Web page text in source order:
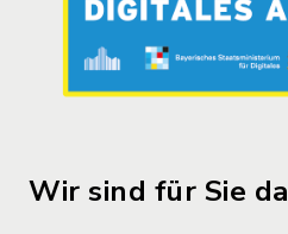
Wir sind für Sie da